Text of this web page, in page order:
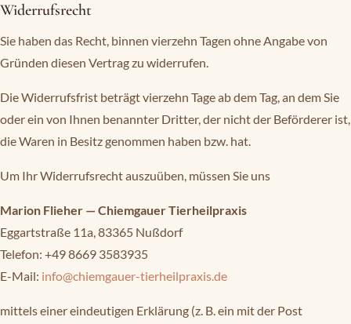
Widerrufsrecht
Sie haben das Recht, binnen vierzehn Tagen ohne Angabe von
Gründen diesen Vertrag zu widerrufen.
Die Widerrufsfrist beträgt vierzehn Tage ab dem Tag, an dem Sie
oder ein von Ihnen benannter Dritter, der nicht der Beförderer ist,
die Waren in Besitz genommen haben bzw. hat.
Um Ihr Widerrufsrecht auszuüben, müssen Sie uns
Marion Flieher — Chiemgauer Tierheilpraxis
Eggartstraße 11a, 83365 Nußdorf
Telefon: +49 8669 3583935
E-Mail: info@chiemgauer-tierheilpraxis.de
mittels einer eindeutigen Erklärung (z. B. ein mit der Post